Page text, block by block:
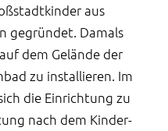
aus
gegründet. Damals
dem Gelände der
zu installieren. Im
die Einrichtung zu
nach dem Kinder-